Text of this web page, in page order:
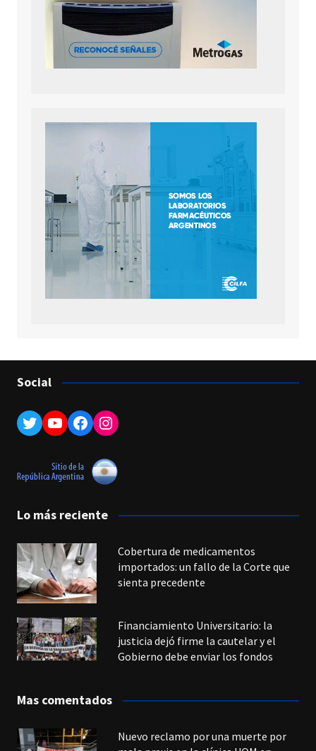
Social
Twitter
YouTube
Facebook
Instagram
Lo más reciente
Cobertura de medicamentos
importados: un fallo de la Corte que
sienta precedente
Financiamiento Universitario: la
justicia dejó firme la cautelar y el
Gobierno debe enviar los fondos
Mas comentados
Nuevo reclamo por una muerte por